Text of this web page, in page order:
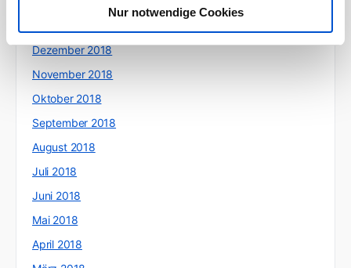
Nur notwendige Cookies
Dezember 2018
November 2018
Oktober 2018
September 2018
August 2018
Juli 2018
Juni 2018
Mai 2018
April 2018